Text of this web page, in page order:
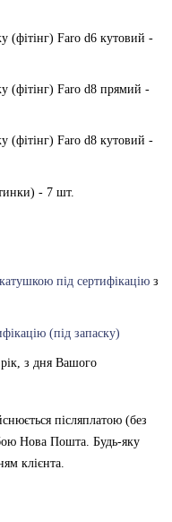
(фітінг) Faro d6 кутовий -
(фітінг) Faro d8 прямий -
(фітінг) Faro d8 кутовий -
- 7 шт.
під сертифікацію з
(під запаску)
рік, з дня Вашого
післяплатою (без
Нова Пошта. Будь-яку
клієнта.